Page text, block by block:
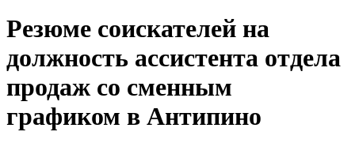
Резюме соискателей на
должность ассистента отдела
продаж со сменным
графиком в Антипино